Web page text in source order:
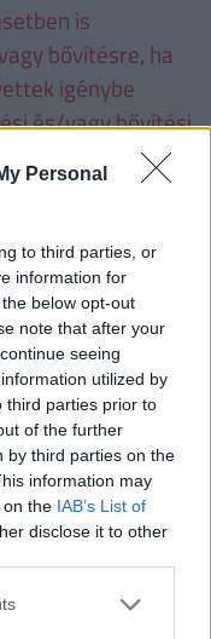
Personal
to third parties, or
information for
below opt-out
note that after your
seeing
utilized by
third parties prior to
of the further
by third parties on the
information may
on the IAB’s List of
disclose it to other
is
bővítésre, ha
igénybe
és/vagy bővítési
családi
annak a
szerinti
visszafizetni.
1-től(millió
2
gyermek
3
gyermek